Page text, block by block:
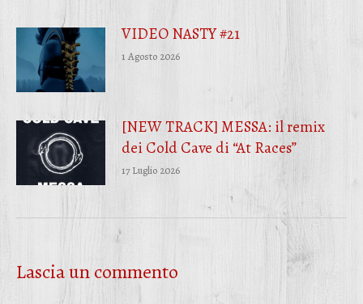
VIDEO NASTY #21
1 Agosto 2026
[NEW TRACK] MESSA: il remix
dei Cold Cave di “At Races”
17 Luglio 2026
Lascia un commento